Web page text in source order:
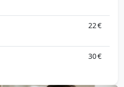
22 €
30 €